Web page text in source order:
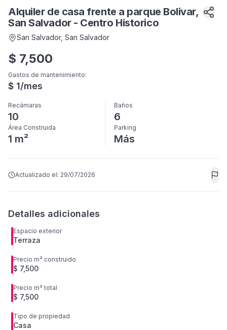
Alquiler de casa frente a parque Bolivar,
San Salvador - Centro Historico
San Salvador, San Salvador
$ 7,500
Gastos de mantenimiento:
$ 1/mes
Recámaras
10
Baños
6
Área Construida
1 m²
Parking
Más
Actualizado el: 29/07/2026
Detalles adicionales
Espacio exterior
Terraza
Precio m² construido
$ 7,500
Precio m² total
$ 7,500
Tipo de propiedad
Casa